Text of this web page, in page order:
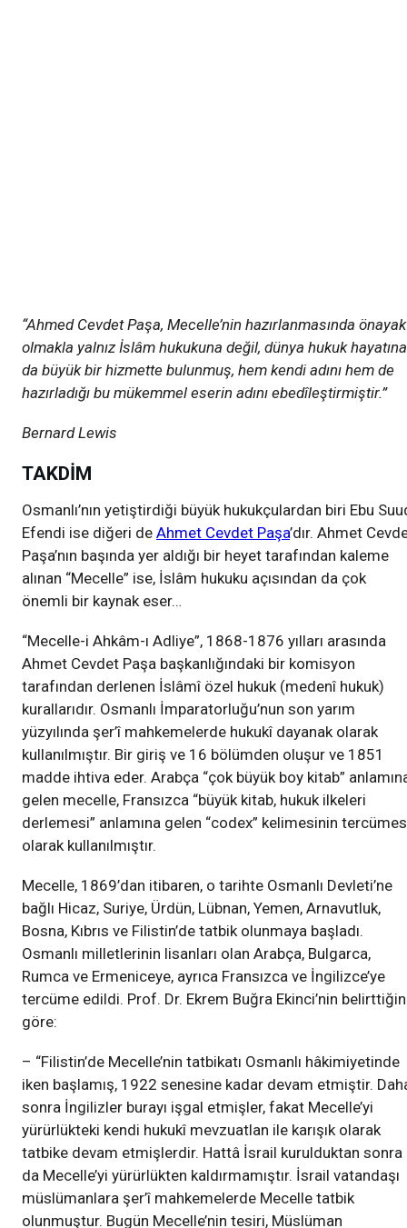
“Ahmed Cevdet Paşa, Mecelle’nin hazırlanmasında önayak
olmakla yalnız İslâm hukukuna değil, dünya hukuk hayatına
da büyük bir hizmette bulunmuş, hem kendi adını hem de
hazırladığı bu mükemmel eserin adını ebedîleştirmiştir.”
Bernard Lewis
TAKDİM
Osmanlı’nın yetiştirdiği büyük hukukçulardan biri Ebu
Efendi ise diğeri de Ahmet Cevdet Paşa’dır. Ahmet
Paşa’nın başında yer aldığı bir heyet tarafından kaleme
alınan “Mecelle” ise, İslâm hukuku açısından da çok
önemli bir kaynak eser…
“Mecelle-i Ahkâm-ı Adliye”, 1868-1876 yılları arasında
Ahmet Cevdet Paşa başkanlığındaki bir komisyon
tarafından derlenen İslâmî özel hukuk (medenî hukuk)
kurallarıdır. Osmanlı İmparatorluğu’nun son yarım
yüzyılında şer’î mahkemelerde hukukî dayanak olarak
kullanılmıştır. Bir giriş ve 16 bölümden oluşur ve 1851
madde ihtiva eder. Arabça “çok büyük boy kitab”
gelen mecelle, Fransızca “büyük kitab, hukuk ilkeleri
derlemesi” anlamına gelen “codex” kelimesinin
olarak kullanılmıştır.
Mecelle, 1869’dan itibaren, o tarihte Osmanlı Devleti’ne
bağlı Hicaz, Suriye, Ürdün, Lübnan, Yemen, Arnavutluk,
Bosna, Kıbrıs ve Filistin’de tatbik olunmaya başladı.
Osmanlı milletlerinin lisanları olan Arabça, Bulgarca,
Rumca ve Ermeniceye, ayrıca Fransızca ve İngilizce’ye
tercüme edildi. Prof. Dr. Ekrem Buğra Ekinci’nin
göre:
– “Filistin’de Mecelle’nin tatbikatı Osmanlı hâkimiyetinde
iken başlamış, 1922 senesine kadar devam etmiştir.
sonra İngilizler burayı işgal etmişler, fakat Mecelle’yi
yürürlükteki kendi hukukî mevzuatlan ile karışık olarak
tatbike devam etmişlerdir. Hattâ İsrail kurulduktan sonra
da Mecelle’yi yürürlükten kaldırmamıştır. İsrail vatandaşı
müslümanlara şer’î mahkemelerde Mecelle tatbik
olunmuştur. Bugün Mecelle’nin tesiri, Müslüman